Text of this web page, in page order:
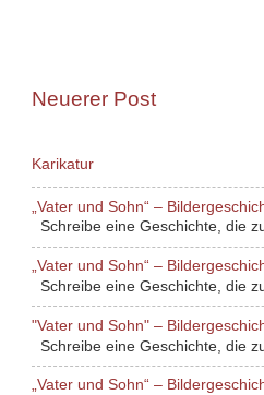
Neuerer Post
Karikatur
„Vater und Sohn“ –
Schreibe eine Geschichte, die
„Vater und Sohn“ –
Schreibe eine Geschichte, die
"Vater und Sohn" –
Schreibe eine Geschichte, die
„Vater und Sohn“ –